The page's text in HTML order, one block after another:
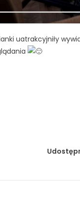
uatrakcyjniły